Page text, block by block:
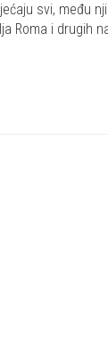
svi, među
Roma i drugih